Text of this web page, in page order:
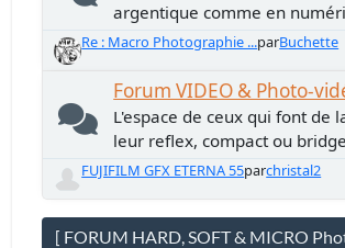
argentique comme en
Re : Macro Photographie ...parBuchette
Forum VIDEO & Photo-
L'espace de ceux qui font de
leur reflex, compact ou
FUJIFILM GFX ETERNA 55parchristal2
[ FORUM HARD, SOFT & MICRO